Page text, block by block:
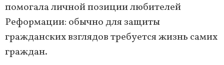
помогала личной позиции любителей
Реформации: обычно для защиты
гражданских взглядов требуется жизнь самих
граждан.